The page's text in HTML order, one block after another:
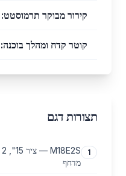
קירור מבוקר תרמוסטט:
קוטר קדח ומהלך בוכנה:
תצורות דגם
1
מדחף